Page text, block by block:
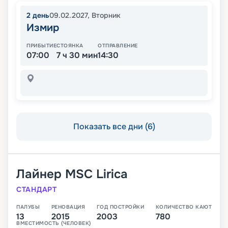
2 день09.02.2027, Вторник
Измир
ПРИБЫТИЕ
07:00
СТОЯНКА
7 ч 30 мин
ОТПРАВЛЕНИЕ
14:30
Показать все дни (6)
Лайнер MSC Lirica
СТАНДАРТ
ПАЛУБЫ
13
РЕНОВАЦИЯ
2015
ГОД ПОСТРОЙКИ
2003
КОЛИЧЕСТВО КАЮТ
780
ВМЕСТИМОСТЬ (ЧЕЛОВЕК)